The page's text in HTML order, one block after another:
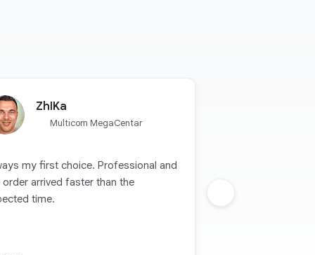
ZhIKa
Multicom MegaCentar
my first choice. Professional and
order arrived faster than the
time.